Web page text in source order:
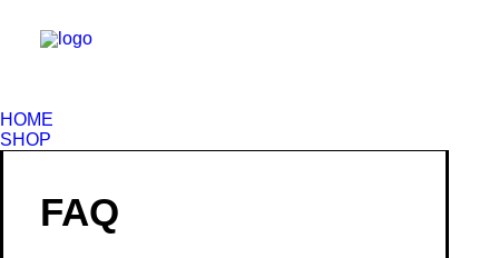
HOME
SHOP
FAQ